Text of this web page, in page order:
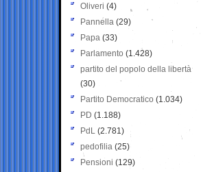
Oliveri (4)
Pannella (29)
Papa (33)
Parlamento (1.428)
partito del popolo della libertà
(30)
Partito Democratico (1.034)
PD (1.188)
PdL (2.781)
pedofilia (25)
Pensioni (129)